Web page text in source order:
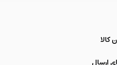
کالا
ارسال